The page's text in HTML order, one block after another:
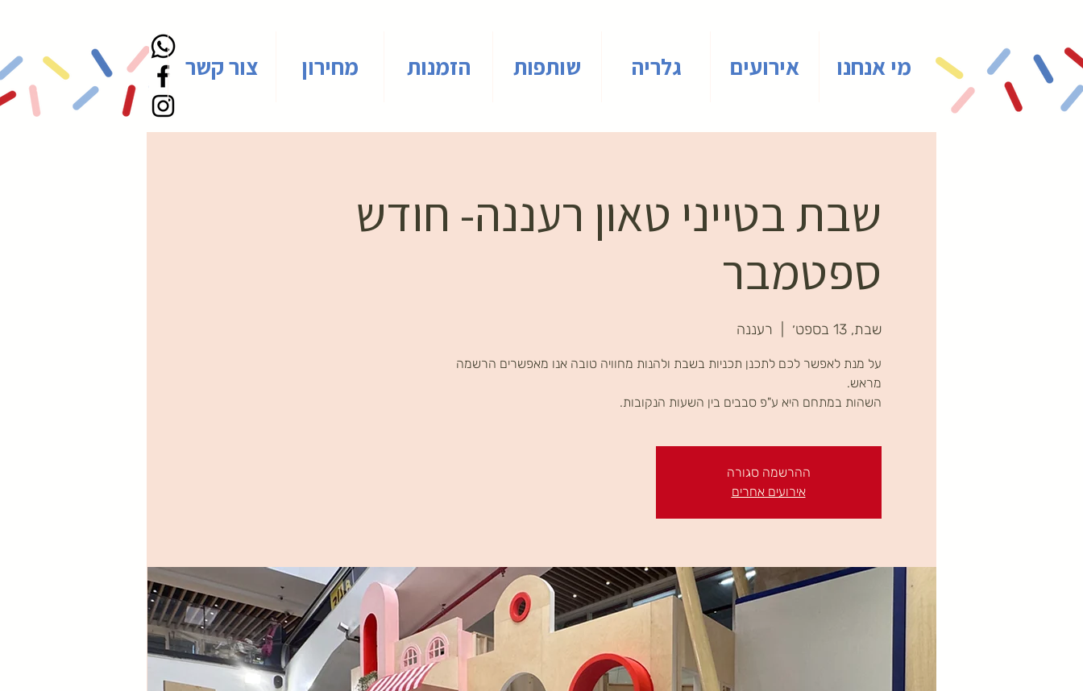
מי אנחנו אירועים גלריה שותפות הזמנות מחירון צור קשר
שבת בטייני טאון רעננה- חודש
ספטמבר
שבת, 13 בספט׳ רעננה
על מנת לאפשר לכם לתכנן תכניות בשבת ולהנות מחוויה טובה אנו מאפשרים הרשמה
השהות במתחם היא ע"פ סבבים בין השעות הנקובות.
ההרשמה סגורה
אירועים אחרים